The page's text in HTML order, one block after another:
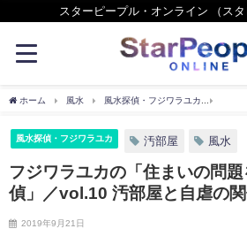
スターピープル・オンライン （スタ
ホーム 風水 風水探偵・フジワラユカ
風水探偵・フジワラユカ 汚部屋 風水
フジワラユカの「住まいの問
偵」／vol.10 汚部屋と自虐の
2019年9月21日